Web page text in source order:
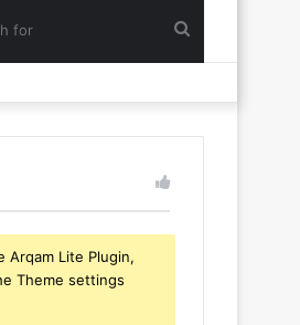
Arqam Lite Plugin,
Theme settings